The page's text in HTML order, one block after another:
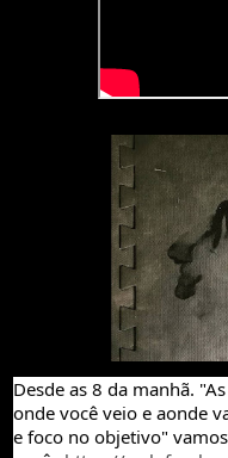
Desde as 8 da manhã.
onde você veio e aonde
e foco no objetivo"